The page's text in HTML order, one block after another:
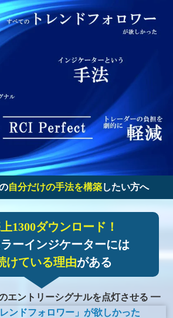
自分だけの手法を構築したい方へ
1300ダウンロード！
ーインジケーターには
けている理由がある
エントリーシグナルを点灯させる ━
レンドフォロワー」が欲しかった